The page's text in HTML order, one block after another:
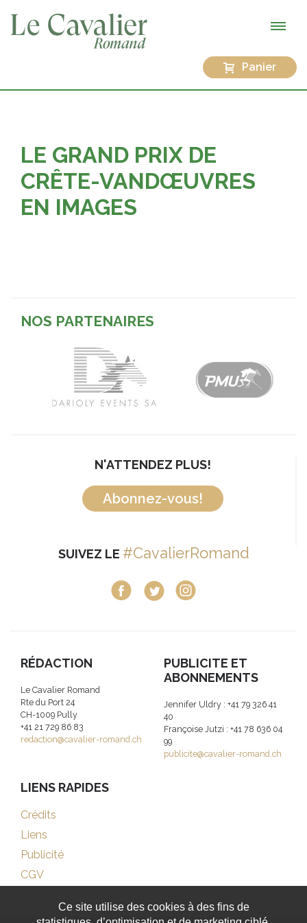
Panier
LE GRAND PRIX DE
CRÊTE-VANDŒUVRES
EN IMAGES
NOS PARTENAIRES
N'ATTENDEZ PLUS!
Abonnez-vous!
SUIVEZ LE #CavalierRomand
RÉDACTION
Le Cavalier Romand
Rte du Port 24
CH-1009 Pully
+41 21 729 86 83
redaction@cavalier-romand.ch
PUBLICITE ET
ABONNEMENTS
Jennifer Uldry : +41 79 326 41
40
Françoise Jutzi : +41 78 636 04
99
publicite@cavalier-romand.ch
LIENS RAPIDES
Crédits
Liens
Publicité
CGV
Ce site utilise des cookies à des fins de